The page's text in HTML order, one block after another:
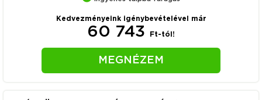
Kedvezményeink igénybevételével már
60 743 Ft-tól!
MEGNÉZEM